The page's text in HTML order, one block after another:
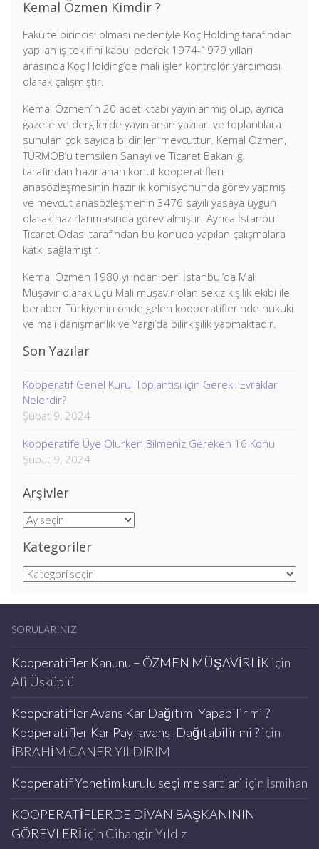
Kemal Özmen Kimdir ?
Fakülte birincisi olması nedeniyle Koç Holding tarafından
yapılan iş teklifini kabul ederek 1974-1979 yılları
arasında Koç Holding’de mali işler kontrolör yardımcısı
olarak çalışmıştır.
Kemal Özmen’in 20 adet kitabı yayınlanmış olup, ayrıca
gazete ve dergilerde yayınlanan yazıları ve toplantılara
sunulan çok sayıda bildirileri mevcuttur. Kemal Özmen,
TÜRMOB’u temsilen Sanayi ve Ticaret Bakanlığı
tarafından hazırlanan konut kooperatifleri
anasözleşmesinin hazırlık komisyonunda görev yapmış
ve mevcut anasözleşmenin 3476 sayılı yasaya uygun
olarak hazırlanmasında görev almıştır. Ayrıca İstanbul
Ticaret Odası tarafından bu konuda yapılan çalışmalara
katkı sağlamıştır.
Kemal Özmen 1980 yılından beri İstanbul’da Mali
Müşavir olarak üçü Mali müşavir olan sekiz kişilik ekibi ile
beraber Türkiyenin önde gelen kooperatiflerinde hukuki
ve mali danışmanlık ve Yargı’da bilirkişilik yapmaktadır.
Son Yazılar
Kooperatif Genel Kurul Toplantısı için Gerekli Evraklar
Nelerdir?
Şubat 9, 2024
Kooperatife Üye Olurken Bilmeniz Gereken 16 Konu
Şubat 9, 2024
Arşivler
Arşivler
Kategoriler
Kategoriler
SORULARINIZ
Kooperatifler Kanunu – ÖZMEN MÜŞAVİRLİK için
Ali Üsküplü
Kooperatifler Avans Kar Dağıtımı Yapabilir mi ?-
Kooperatifler Kar Payı avansı Dağıtabilir mi ?için
İBRAHİM CANER YILDIRIM
Kooperatif Yonetim kurulu seçilme sartlari için İsmihan
KOOPERATİFLERDE DİVAN BAŞKANININ
GÖREVLERİ için Cihangir Yıldız